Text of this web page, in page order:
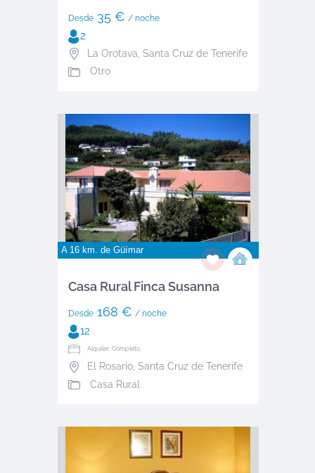
Desde35 € / noche
2
La Orotava Santa Cruz de Tenerife
Otro
A 16 km. de Güímar
Casa Rural Finca Susanna
Desde168 € / noche
12
Alquiler: Completo
El Rosario, Santa Cruz de Tenerife
Casa Rural